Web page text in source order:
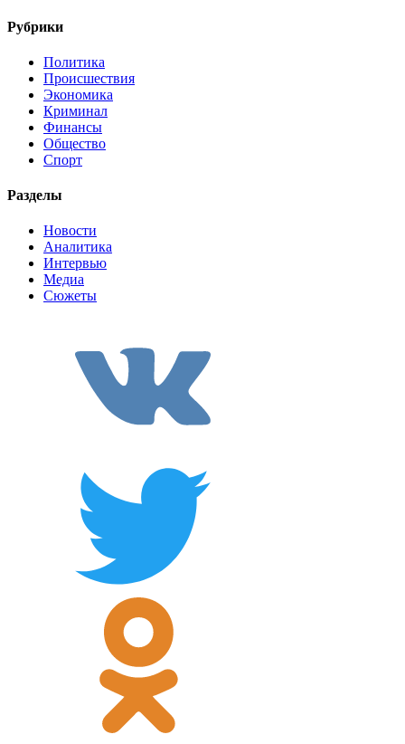
Рубрики
Политика
Происшествия
Экономика
Криминал
Финансы
Общество
Спорт
Разделы
Новости
Аналитика
Интервью
Медиа
Сюжеты